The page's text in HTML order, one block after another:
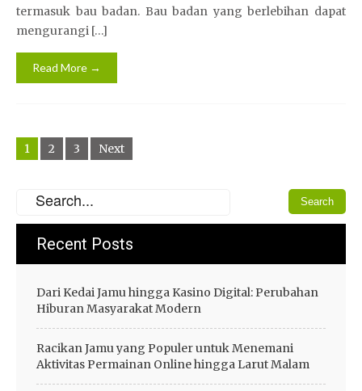
termasuk bau badan. Bau badan yang berlebihan dapat
mengurangi […]
Read More →
Posts
navigation
1 2 3 Next
Recent Posts
Dari Kedai Jamu hingga Kasino Digital: Perubahan
Hiburan Masyarakat Modern
Racikan Jamu yang Populer untuk Menemani
Aktivitas Permainan Online hingga Larut Malam